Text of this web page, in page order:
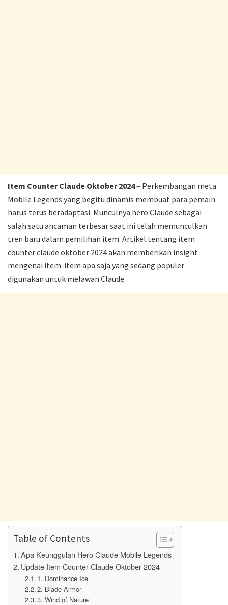
Item Counter Claude Oktober 2024– Perkembangan meta
Mobile Legends yang begitu dinamis membuat para pemain
harus terus beradaptasi. Munculnya hero Claude sebagai
salah satu ancaman terbesar saat ini telah memunculkan
tren baru dalam pemilihan item. Artikel tentang item
counter claude oktober 2024 akan memberikan insight
mengenai item-item apa saja yang sedang populer
digunakan untuk melawan Claude.
Table of Contents
Apa Keunggulan Hero Claude Mobile Legends
Update Item Counter Claude Oktober 2024
1. Dominance Ice
2. Blade Armor
3. Wind of Nature